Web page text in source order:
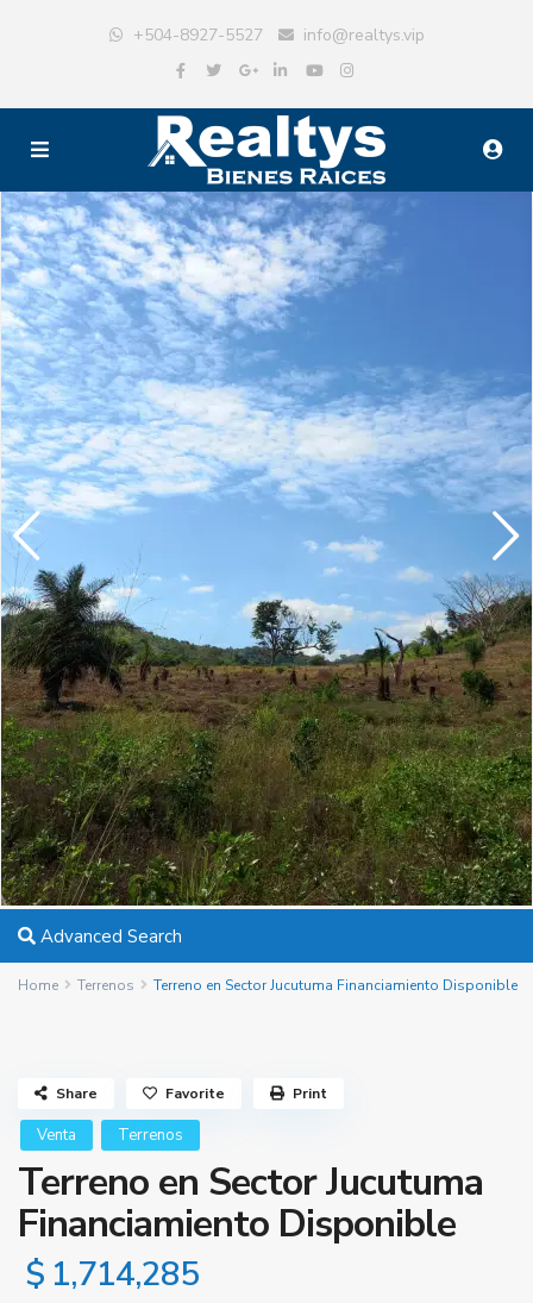
+504-8927-5527 info@realtys.vip
Advanced Search
Home Terrenos Terreno en Sector Jucutuma Financiamiento Disponible
Venta Terrenos
Terreno en Sector Jucutuma
Financiamiento Disponible
$ 1,714,285
Share Favorite Print